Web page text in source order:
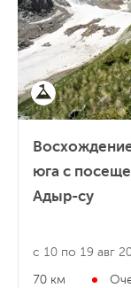
юга с
Адыр-су
с 10 по 19 авг
70 км